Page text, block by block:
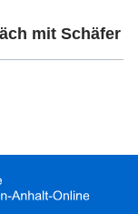
mit Schäfer